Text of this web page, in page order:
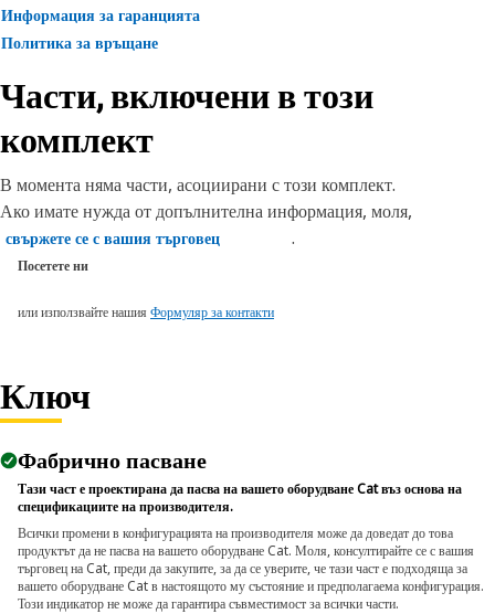
Информация за гаранцията
Политика за връщане
Части, включени в този
комплект
В момента няма части, асоциирани с този комплект.
Ако имате нужда от допълнителна информация, моля,
свържете се с вашия търговец
Посетете ни
или използвайте нашия Формуляр за контакти
.
Ключ
Фабрично пасване
Тази част е проектирана да пасва на вашето оборудване Cat въз основа на
спецификациите на производителя.
Всички промени в конфигурацията на производителя може да доведат до това
продуктът да не пасва на вашето оборудване Cat. Моля, консултирайте се с вашия
търговец на Cat, преди да закупите, за да се уверите, че тази част е подходяща за
вашето оборудване Cat в настоящото му състояние и предполагаема конфигурация.
Този индикатор не може да гарантира съвместимост за всички части.